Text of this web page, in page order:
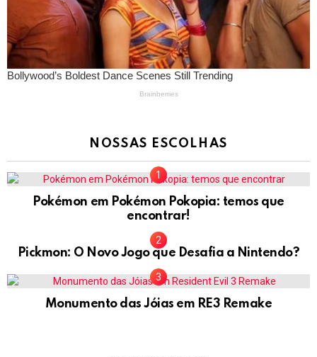
NOSSAS ESCOLHAS
Pokémon em Pokémon Pokopia: temos que
encontrar!
Pickmon: O Novo Jogo que Desafia a Nintendo?
Monumento das Jóias em RE3 Remake